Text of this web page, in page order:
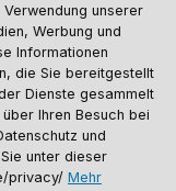
unserer
Werbung und
Informationen
die Sie bereitgestellt
Dienste gesammelt
Ihren Besuch bei
und
unter dieser
privacy/ Mehr